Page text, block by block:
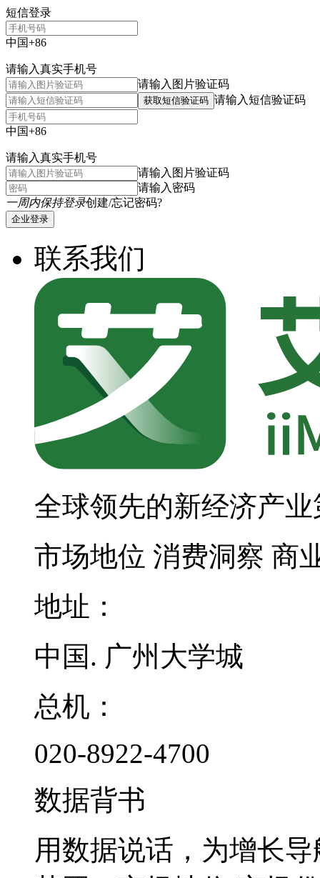
短信登录
中国+86
请输入真实手机号
请输入图片验证码
获取短信验证码 请输入短信验证码
中国+86
请输入真实手机号
请输入图片验证码
请输入密码
一周内保持登录创建/忘记密码?
企业登录
联系我们
全球领先的新经济产
市场地位 消费洞察 商
地址：
中国. 广州大学城
总机：
020-8922-4700
数据背书
用数据说话，为增长导